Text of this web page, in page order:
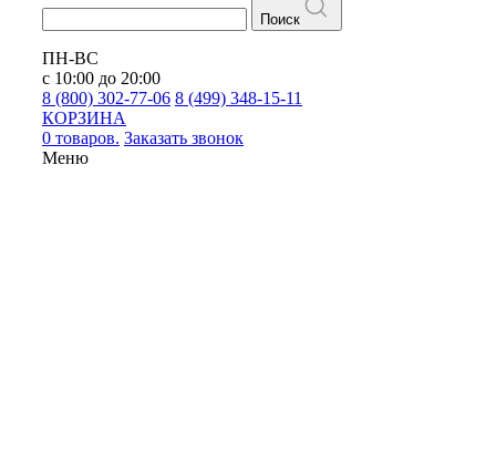
Поиск
ПН-ВС
с 10:00 до 20:00
8 (800) 302-77-06 8 (499) 348-15-11
КОРЗИНА
0 товаров. Заказать звонок
Меню